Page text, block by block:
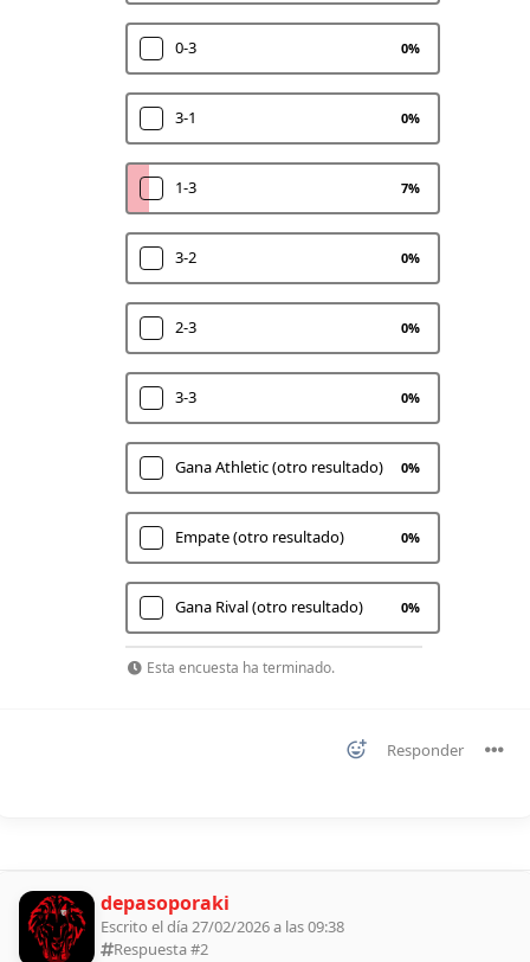
0-3 0%
3-1 0%
1-3 7%
3-2 0%
2-3 0%
3-3 0%
Gana Athletic (otro resultado) 0%
Empate (otro resultado) 0%
Gana Rival (otro resultado) 0%
Esta encuesta ha terminado.
Responder
depasoporaki
Escrito el día 27/02/2026 a las 09:38
Respuesta #2